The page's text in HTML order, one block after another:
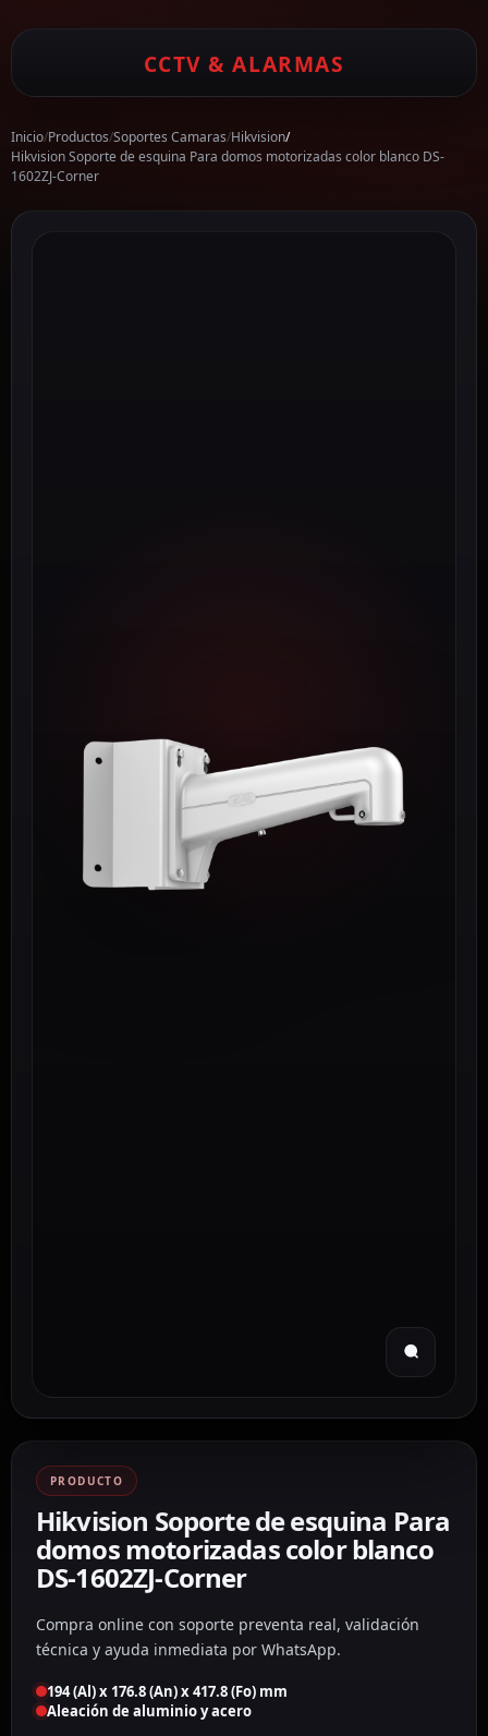
CCTV & ALARMAS
Inicio/Productos/Soportes Camaras/Hikvision/
Hikvision Soporte de esquina Para domos motorizadas color blanco DS-
1602ZJ-Corner
PRODUCTO
Hikvision Soporte de esquina Para
domos motorizadas color blanco
DS-1602ZJ-Corner
Compra online con soporte preventa real, validación
técnica y ayuda inmediata por WhatsApp.
194 (Al) x 176.8 (An) x 417.8 (Fo) mm
Aleación de aluminio y acero